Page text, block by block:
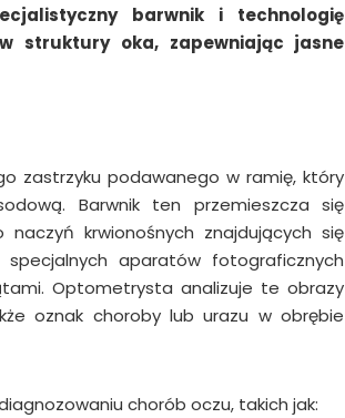
barwnik i technologię
struktury oka, zapewniając jasne
zastrzyku podawanego w ramię, który
Barwnik ten przemieszcza się
krwionośnych znajdujących się
aparatów fotograficznych
Optometrysta analizuje te obrazy
oznak choroby lub urazu w obrębie
chorób oczu, takich jak: